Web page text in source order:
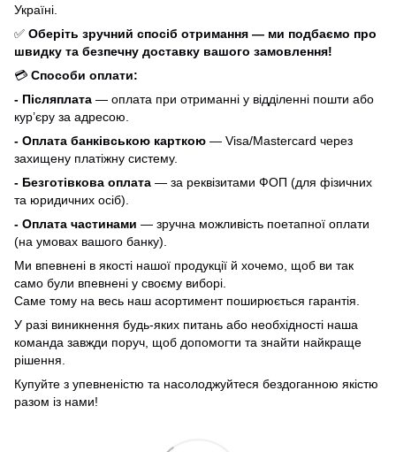
Україні.
✅ Оберіть зручний спосіб отримання — ми подбаємо про
швидку та безпечну доставку вашого замовлення!
💳 Способи оплати:
- Післяплата — оплата при отриманні у відділенні пошти або
кур’єру за адресою.
- Оплата банківською карткою — Visa/Mastercard через
захищену платіжну систему.
- Безготівкова оплата — за реквізитами ФОП (для фізичних
та юридичних осіб).
- Оплата частинами — зручна можливість поетапної оплати
(на умовах вашого банку).
Ми впевнені в якості нашої продукції й хочемо, щоб ви так
само були впевнені у своєму виборі.
Саме тому на весь наш асортимент поширюється гарантія.
У разі виникнення будь-яких питань або необхідності наша
команда завжди поруч, щоб допомогти та знайти найкраще
рішення.
Купуйте з упевненістю та насолоджуйтеся бездоганною якістю
разом із нами!